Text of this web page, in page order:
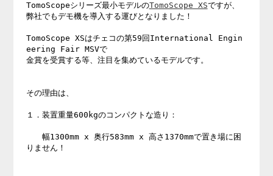
TomoScopeシリーズ最小モデルのTomoScope XSですが、
弊社でもデモ機を導入する運びとなりました！
TomoScope XSはチェコの第59回International Engin
eering Fair MSVで
金賞を受賞する等、注目を集めているモデルです。
その理由は、
１．装置重量600kgのコンパクトな造り：
幅1300mm x 奥行583mm x 高さ1370mmで置き場に困
りません！